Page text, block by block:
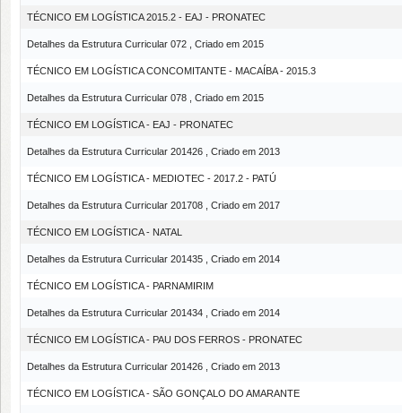
TÉCNICO EM LOGÍSTICA 2015.2 - EAJ - PRONATEC
Detalhes da Estrutura Curricular 072 , Criado em 2015
TÉCNICO EM LOGÍSTICA CONCOMITANTE - MACAÍBA - 2015.3
Detalhes da Estrutura Curricular 078 , Criado em 2015
TÉCNICO EM LOGÍSTICA - EAJ - PRONATEC
Detalhes da Estrutura Curricular 201426 , Criado em 2013
TÉCNICO EM LOGÍSTICA - MEDIOTEC - 2017.2 - PATÚ
Detalhes da Estrutura Curricular 201708 , Criado em 2017
TÉCNICO EM LOGÍSTICA - NATAL
Detalhes da Estrutura Curricular 201435 , Criado em 2014
TÉCNICO EM LOGÍSTICA - PARNAMIRIM
Detalhes da Estrutura Curricular 201434 , Criado em 2014
TÉCNICO EM LOGÍSTICA - PAU DOS FERROS - PRONATEC
Detalhes da Estrutura Curricular 201426 , Criado em 2013
TÉCNICO EM LOGÍSTICA - SÃO GONÇALO DO AMARANTE